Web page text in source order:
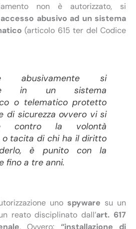
non è autorizzato, si
abusivo ad un sistema
(articolo 615 ter del Codice
abusivamente si
in un sistema
o telematico protetto
di sicurezza ovvero vi si
contro la volontà
o tacita di chi ha il diritto
è punito con la
fino a tre anni.
uno spyware su un
reato disciplinato dall’art. 617
. Ovvero: “installazione di